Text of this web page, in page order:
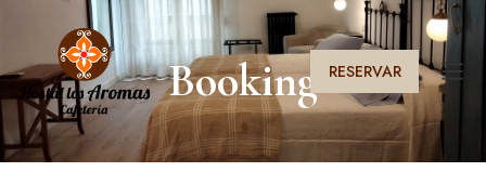
RESERVAR
Booking